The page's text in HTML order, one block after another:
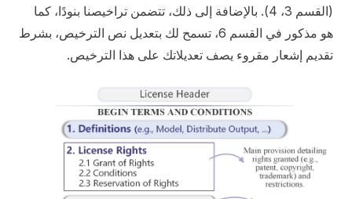
(القسم 3، 4). بالإضافة إلى ذلك، تتضمن تراخيصنا بنودًا، كما
هو مذكور في القسم 6، تسمح لك بتعديل نص الترخيص، بشرط
تقديم إشعار مقروء يصف تعديلاتك على هذا الترخيص.